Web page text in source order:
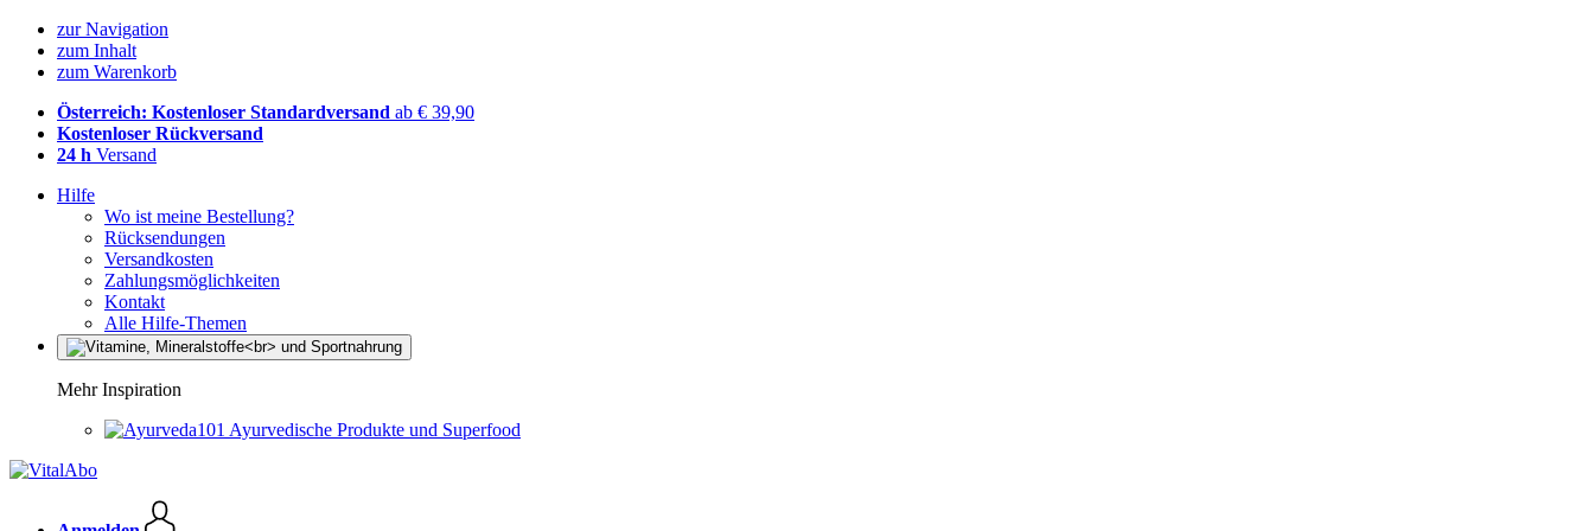
zur Navigation
zum Inhalt
zum Warenkorb
Österreich: Kostenloser Standardversand ab € 39,90
Kostenloser Rückversand
24 h Versand
Hilfe
Wo ist meine Bestellung?
Rücksendungen
Versandkosten
Zahlungsmöglichkeiten
Kontakt
Alle Hilfe-Themen
Mehr Inspiration
Ayurvedische Produkte und Superfood